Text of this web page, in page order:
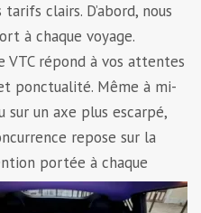
clairs. D’abord, nous
à chaque voyage.
VTC répond à vos attentes
ponctualité. Même à mi-
sur un axe plus escarpé,
repose sur la
portée à chaque